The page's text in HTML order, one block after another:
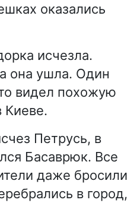
оказались
исчезла.
она ушла. Один
видел похожую
Киеве.
Петрусь, в
Басаврюк. Все
даже бросили
в город,